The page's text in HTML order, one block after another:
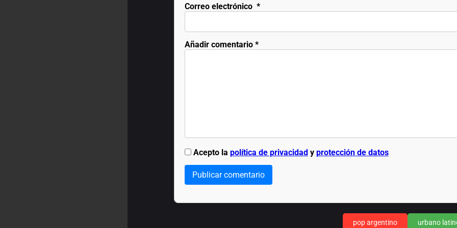
Correo electrónico *
Añadir comentario*
Acepto la política de privacidady protección de datos
Publicar comentario
pop argentino urbano